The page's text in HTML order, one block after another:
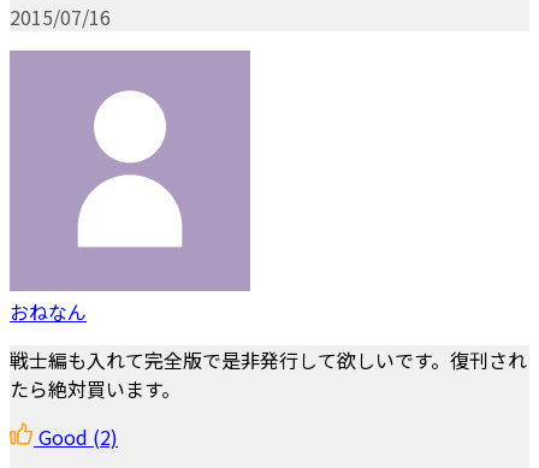
2015/07/16
おねなん
戦士編も入れて完全版で是非発行して欲しいです。復刊され
たら絶対買います。
Good (2)